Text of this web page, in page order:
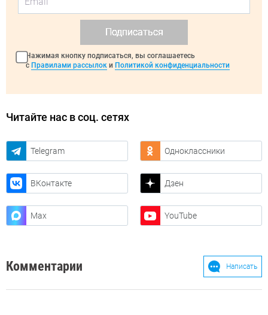
Подписаться
Нажимая кнопку подписаться, вы соглашаетесь
с Правилами рассылок и Политикой конфиденциальности
Читайте нас в соц. сетях
Telegram Одноклассники
ВКонтакте Дзен
Max YouTube
Комментарии Написать